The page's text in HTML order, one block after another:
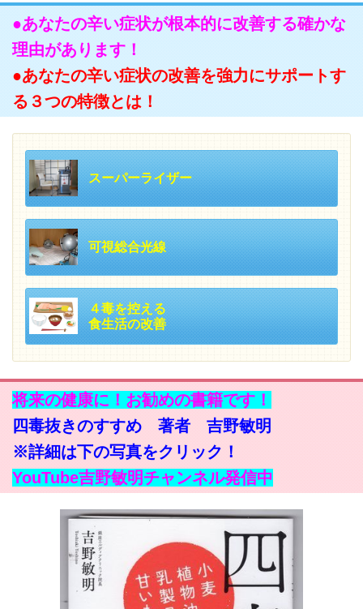
●あなたの辛い症状が根本的に改善する確かな
理由があります！
●あなたの辛い症状の改善を強力にサポートす
る３つの特徴とは！
スーパーライザー
可視総合光線
４毒を控える
食生活の改善
将来の健康に！お勧めの書籍です！
四毒抜きのすすめ 著者 吉野敏明
※詳細は下の写真をクリック！
YouTube吉野敏明チャンネル発信中